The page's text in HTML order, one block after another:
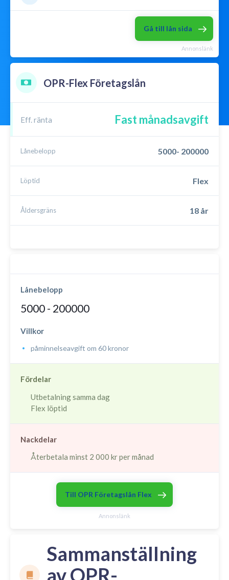
Lån utan säkerhet
Samla lån
P2P lån
Menu
Gå till lån sida
Annonslänk
OPR-Flex Företagslån
Fast månadsavgift
Eff. ränta
5000- 200000
Lånebelopp
Flex
Löptid
18 år
Åldersgräns
Lånebelopp
5000 - 200000
Villkor
påminnelseavgift om 60 kronor
Fördelar
Utbetalning samma dag
Flex löptid
Nackdelar
Återbetala minst 2 000 kr per månad
Till OPR Företagslån Flex
Annonslänk
Sammanställning
av OPR-